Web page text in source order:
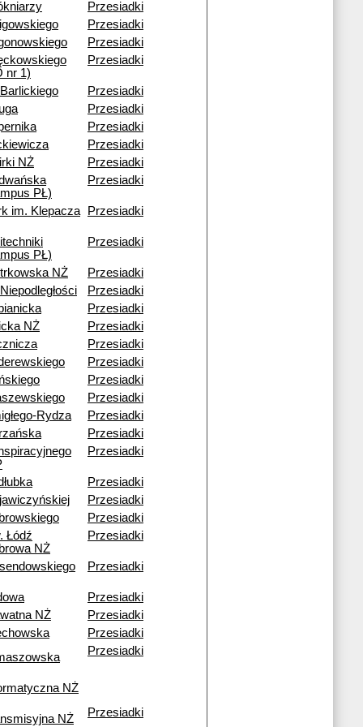
Przesiadki
Przesiadki
Przesiadki
nr 1)
Przesiadki
Przesiadki
Przesiadki
Przesiadki
Przesiadki
NŻ
Przesiadki
PŁ)
Przesiadki
im. Klepacza Przesiadki
PŁ)
Przesiadki
NŻ
Przesiadki
Przesiadki
Przesiadki
NŻ
Przesiadki
Przesiadki
Przesiadki
Przesiadki
Przesiadki
Rydza
Przesiadki
Przesiadki
Przesiadki
Przesiadki
Przesiadki
Przesiadki
Łódź
NŻ
Przesiadki
Przesiadki
Przesiadki
NŻ
Przesiadki
Przesiadki
Przesiadki
NŻ
NŻ Przesiadki